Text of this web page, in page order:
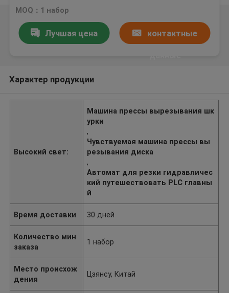
MOQ：1 набор
Лучшая цена контактные
Характер продукции
Высокий свет:
Машина прессы вырезывания шк
урки
,
Чувствуемая машина прессы вы
резывания диска
,
Автомат для резки гидравличес
кий путешествовать PLC главны
й
Время доставки 30 дней
Количество мин
заказа
1 набор
Место происхож
дения
Цзянсу, Китай